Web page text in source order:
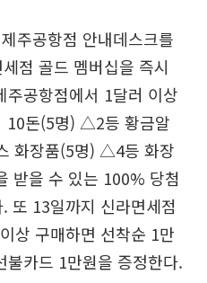
주공항점 안내데스크를
점 골드 멤버십을 즉시
주공항점에서 1달러 이상
10돈(5명) △2등 황금알
화장품(5명) △4등 화장
받을 수 있는 100% 당첨
또 13일까지 신라면세점
상 구매하면 선착순 1만
불카드 1만원을 증정한다.